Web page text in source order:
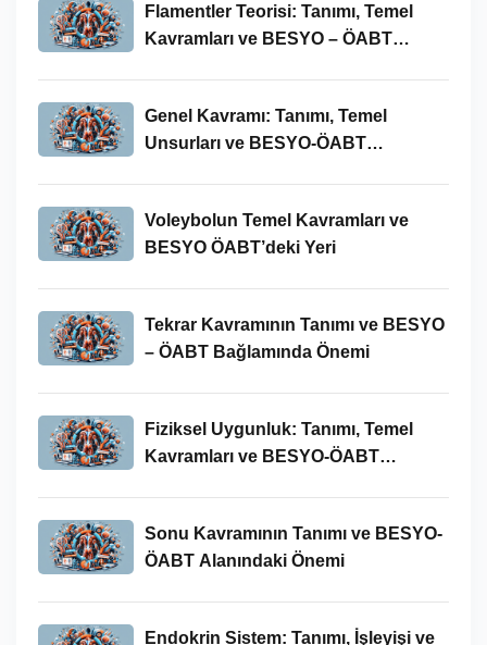
Flamentler Teorisi: Tanımı, Temel
Kavramları ve BESYO – ÖABT
Genel Kavramı: Tanımı, Temel
Unsurları ve BESYO-ÖABT
Voleybolun Temel Kavramları ve
BESYO ÖABT’deki Yeri
Tekrar Kavramının Tanımı ve BESYO
– ÖABT Bağlamında Önemi
Fiziksel Uygunluk: Tanımı, Temel
Kavramları ve BESYO-ÖABT
Sonu Kavramının Tanımı ve BESYO-
ÖABT Alanındaki Önemi
Endokrin Sistem: Tanımı, İşleyişi ve